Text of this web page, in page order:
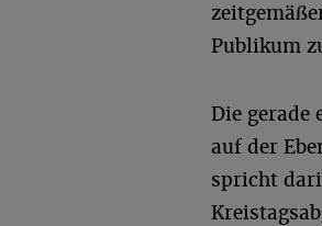
Publikum
Die gerade
auf der
spricht